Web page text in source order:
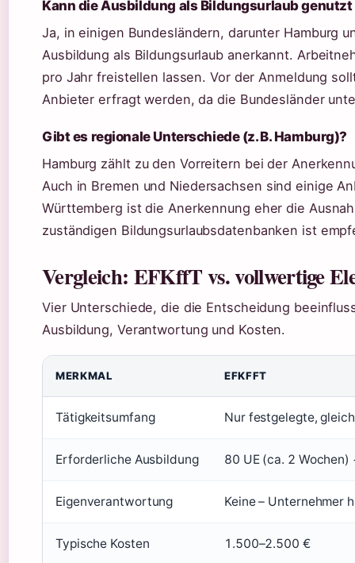
Kann die Ausbildung als Bildungsurlaub
Ja, in einigen Bundesländern, darunter Hamburg
Ausbildung als Bildungsurlaub anerkannt.
pro Jahr freistellen lassen. Vor der Anmeldung
Anbieter erfragt werden, da die Bundesländer
Gibt es regionale Unterschiede (z. B. Hamburg)?
Hamburg zählt zu den Vorreitern bei der
Auch in Bremen und Niedersachsen sind einige
Württemberg ist die Anerkennung eher die
zuständigen Bildungsurlaubsdatenbanken ist
Vergleich: EFKffT vs. vollwertige
Vier Unterschiede, die die Entscheidung
Ausbildung, Verantwortung und Kosten.
MERKMAL EFKFFT
Tätigkeitsumfang Nur festgelegte,
Erforderliche Ausbildung 80 UE (ca. 2 Wochen)
Eigenverantwortung Keine – Unternehmer
Typische Kosten 1.500–2.500 €